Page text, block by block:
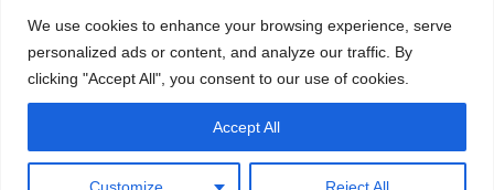
We use cookies to enhance your browsing experience, serve
personalized ads or content, and analyze our traffic. By
clicking "Accept All", you consent to our use of cookies.
Customize Reject All
Accept All
SEOand Website byimmoWebdesign| Copyright © 2022
MANGELHAFT
0,00 / 5,00